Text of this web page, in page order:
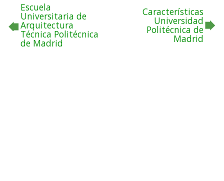
Escuela
Universitaria de
Arquitectura
Técnica Politécnica
de Madrid
Características
Universidad
Politécnica de
Madrid